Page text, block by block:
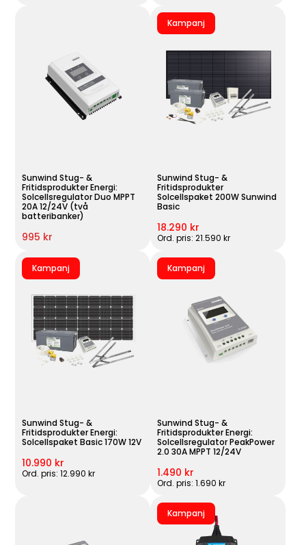
Sunwind Stug- &
Fritidsprodukter Energi:
Solcellsregulator Duo MPPT
20A 12/24V (två
batteribanker)
995 kr
Kampanj
Sunwind Stug- &
Fritidsprodukter
Solcellspaket 200W Sunwind
Basic
18.290 kr
Ord. pris: 21.590 kr
Kampanj
Sunwind Stug- &
Fritidsprodukter Energi:
Solcellspaket Basic 170W 12V
10.990 kr
Ord. pris: 12.990 kr
Kampanj
Sunwind Stug- &
Fritidsprodukter Energi:
Solcellsregulator PeakPower
2.0 30A MPPT 12/24V
1.490 kr
Ord. pris: 1.690 kr
Kampanj